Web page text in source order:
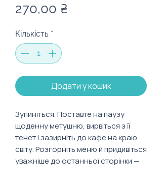
270,00 ₴
Кількість *
Додати у кошик
Зупиніться. Поставте на паузу
щоденну метушню, вирвіться з її
тенет і зазирніть до кафе на краю
світу. Розгорніть меню й придивіться
уважніше до останньої сторінки —